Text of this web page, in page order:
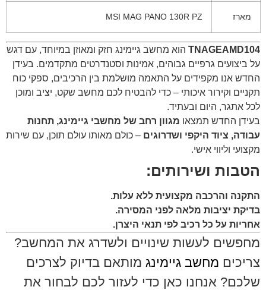
מארז MSI MAG PANO 130R PZ
TNAGEAMD104 הוא מחשב גיימינג חזק ומאוזן במיוחד, עם דגש
על ביצועים גרפיים גבוהים, אמינות וסטנדרטים מתקדמים. בעידן
החדש אנו מקפידים על התאמה מושלמת בין הרכיבים, ספקי כוח
תקניים וקירור איכותי – כדי להבטיח לכם מחשב שקט, יציב ומוכן
לכל אתגר, היום ובעתיד.
בעידן החדש תמצאו מגוון רחב של מחשבי גיימינג, תחנות
עבודה, ציוד היקפי ושדרוגים – כולם מאותו עולם תוכן, עם שירות
מקצועי וליווי אישי.
הטבות ושירותים:
התקנה והרכבה מקצועית ללא עלות.
בדיקת יציבות מלאה לפני המסירה.
אחריות על כל רכיב לפי תנאי היצרן.
מחפשים לעשות שינויים ולשדרג את המחשב?
צריכים מחשב גיימינג מותאם בדיוק לצרכים
שלכם? אנחנו כאן כדי לעזור לכם לבחור את